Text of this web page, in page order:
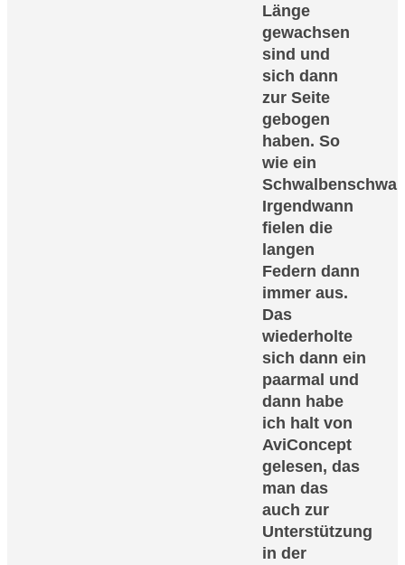
Länge
gewachsen
sind und
sich dann
zur Seite
gebogen
haben. So
wie ein
Irgendwann
fielen die
langen
Federn dann
immer aus.
Das
wiederholte
sich dann ein
paarmal und
dann habe
ich halt von
AviConcept
gelesen, das
man das
auch zur
Unterstützung
in der